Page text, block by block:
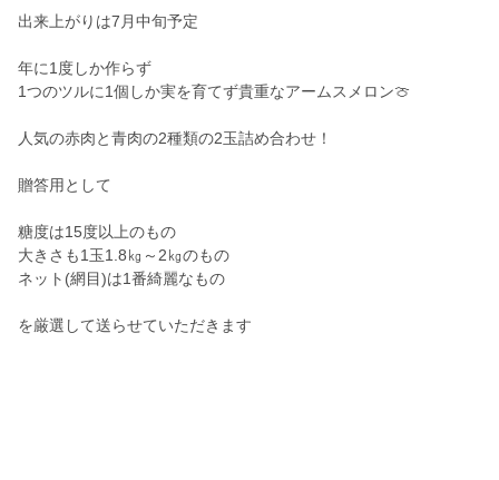
出来上がりは7月中旬予定
年に1度しか作らず
1つのツルに1個しか実を育てず貴重なアームスメロン🍈
人気の赤肉と青肉の2種類の2玉詰め合わせ！
贈答用として
糖度は15度以上のもの
大きさも1玉1.8㎏～2㎏のもの
ネット(網目)は1番綺麗なもの
を厳選して送らせていただきます